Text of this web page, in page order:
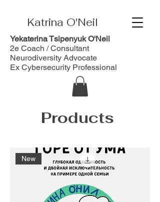
Katrina O'Neil
Yekaterina Tsipenyuk O'Neil
2e Coach / Consultant
Neurodiversity Advocate
Ex Cybersecurity Professional
Products
New